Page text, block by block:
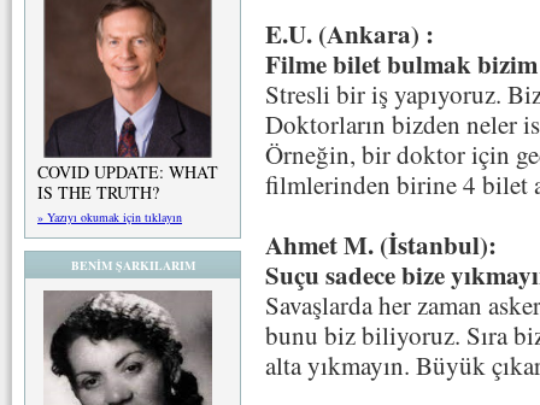
COVID UPDATE: WHAT
IS THE TRUTH?
» Yazıyı okumak için tıklayın
BENİM ŞARKILARIM
E.U. (Ankara) :
Filme bilet bulmak
Stresli bir iş yapıyoruz.
Doktorların bizden neler
Örneğin, bir doktor için
filmlerinden birine 4 bilet
Ahmet M. (İstanbul):
Suçu sadece bize
Savaşlarda her zaman
bunu biz biliyoruz. Sıra
alta yıkmayın. Büyük